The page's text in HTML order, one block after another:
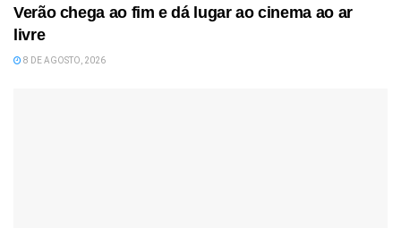
Verão chega ao fim e dá lugar ao cinema ao ar
livre
8 DE AGOSTO, 2026